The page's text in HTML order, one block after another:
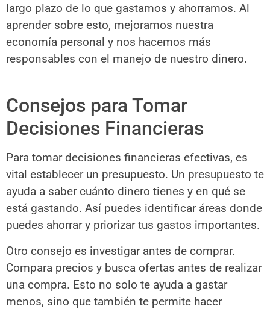
largo plazo de lo que gastamos y ahorramos. Al
aprender sobre esto, mejoramos nuestra
economía personal y nos hacemos más
responsables con el manejo de nuestro dinero.
Consejos para Tomar
Decisiones Financieras
Para tomar decisiones financieras efectivas, es
vital establecer un presupuesto. Un presupuesto te
ayuda a saber cuánto dinero tienes y en qué se
está gastando. Así puedes identificar áreas donde
puedes ahorrar y priorizar tus gastos importantes.
Otro consejo es investigar antes de comprar.
Compara precios y busca ofertas antes de realizar
una compra. Esto no solo te ayuda a gastar
menos, sino que también te permite hacer